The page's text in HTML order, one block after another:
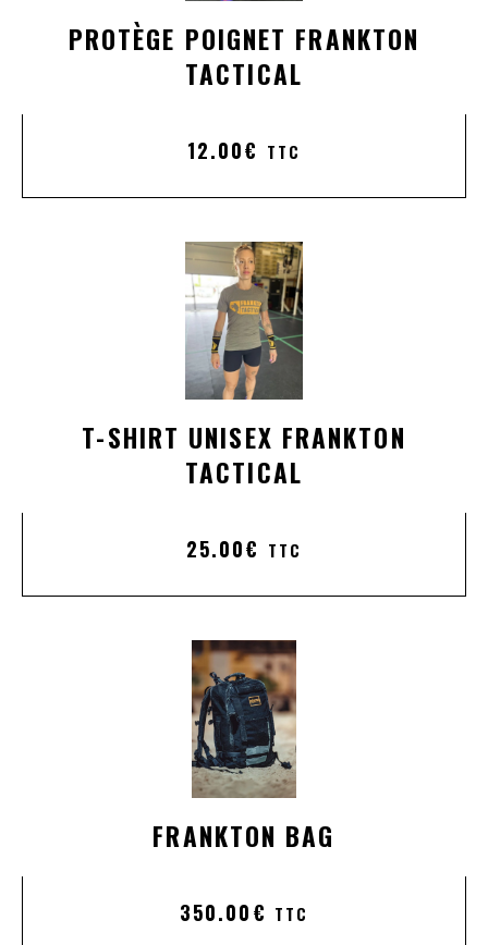
PROTÈGE POIGNET FRANKTON
TACTICAL
12.00€ TTC
T-SHIRT UNISEX FRANKTON
TACTICAL
25.00€ TTC
FRANKTON BAG
350.00€ TTC